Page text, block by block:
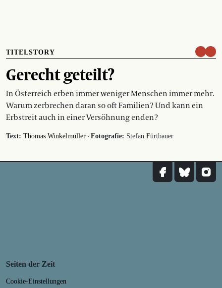
TITELSTORY
Gerecht geteilt?
In Österreich erben immer weniger Menschen immer mehr.
Warum zerbrechen daran so oft Familien? Und kann ein
Erbstreit auch in einer Versöhnung enden?
Text: Thomas Winkelmüller · Fotografie: Stefan Fürtbauer
Seiten der Zeit
Cookie-Einstellungen